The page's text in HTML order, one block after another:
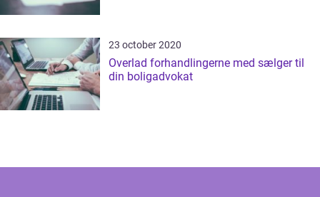
23 october 2020
Overlad forhandlingerne med sælger til
din boligadvokat